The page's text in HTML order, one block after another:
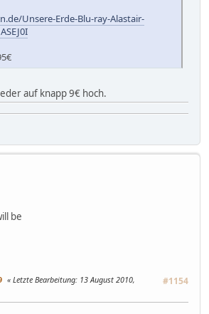
Unsere-Erde-Blu-ray-Alastair-
auf knapp 9€ hoch.
be
#1154
Letzte Bearbeitung: 13 August 2010,